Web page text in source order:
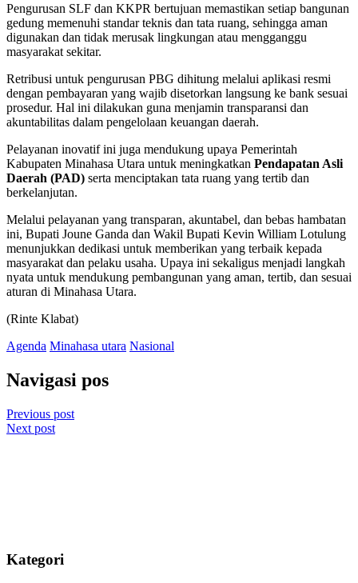
Pengurusan SLF dan KKPR bertujuan memastikan setiap bangunan
gedung memenuhi standar teknis dan tata ruang, sehingga aman
digunakan dan tidak merusak lingkungan atau mengganggu
masyarakat sekitar.
Retribusi untuk pengurusan PBG dihitung melalui aplikasi resmi
dengan pembayaran yang wajib disetorkan langsung ke bank sesuai
prosedur. Hal ini dilakukan guna menjamin transparansi dan
akuntabilitas dalam pengelolaan keuangan daerah.
Pelayanan inovatif ini juga mendukung upaya Pemerintah
Kabupaten Minahasa Utara untuk meningkatkan Pendapatan Asli
Daerah (PAD) serta menciptakan tata ruang yang tertib dan
berkelanjutan.
Melalui pelayanan yang transparan, akuntabel, dan bebas hambatan
ini, Bupati Joune Ganda dan Wakil Bupati Kevin William Lotulung
menunjukkan dedikasi untuk memberikan yang terbaik kepada
masyarakat dan pelaku usaha. Upaya ini sekaligus menjadi langkah
nyata untuk mendukung pembangunan yang aman, tertib, dan sesuai
aturan di Minahasa Utara.
(Rinte Klabat)
Agenda Minahasa utara Nasional
Navigasi pos
Previous post
Next post
Kategori